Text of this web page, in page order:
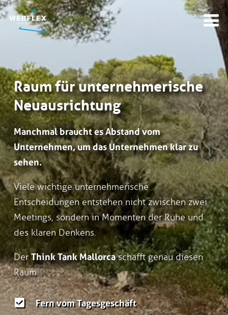
Raum für unternehmerische
Neuausrichtung
Manchmal braucht es Abstand vom
Unternehmen, um das Unternehmen klar zu
sehen.
Viele wichtige unternehmerische
Entscheidungen entstehen nicht zwischen zwei
Meetings, sondern in Momenten der Ruhe und
des klaren Denkens.
Der Think Tank Mallorcaschafft genau diesen
Raum.
Fern vom Tagesgeschäft